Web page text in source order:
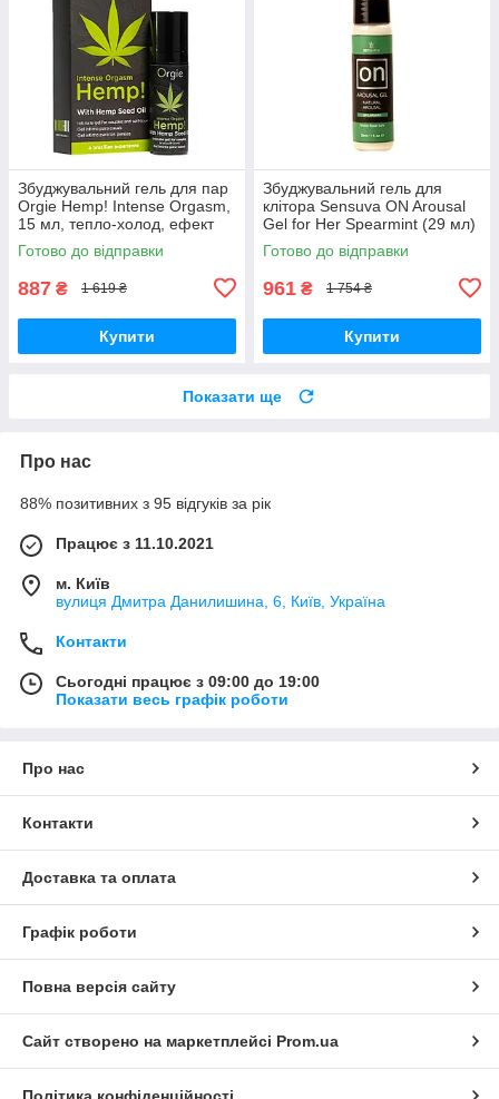
Збуджувальний гель для пар
Orgie Hemp! Intense Orgasm,
15 мл, тепло-холод, ефект
сильної вібрації Вібратори
мастурбатори секс-шоп
Готово до відправки
887 ₴ 1 619 ₴
Купити
Збуджувальний гель для
клітора Sensuva ON Arousal
Gel for Her Spearmint (29 мл)
Вібратори мастурбатори
секс-шоп
Готово до відправки
961 ₴ 1 754 ₴
Купити
Показати ще
Про нас
88% позитивних з 95 відгуків за рік
Працює з 11.10.2021
м. Київ
вулиця Дмитра Данилишина, 6, Київ, Україна
Контакти
Сьогодні працює з 09:00 до 19:00
Показати весь графік роботи
Про нас
Контакти
Доставка та оплата
Графік роботи
Повна версія сайту
Сайт створено на маркетплейсі Prom.ua